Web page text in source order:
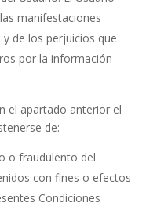
manifestaciones
de los perjuicios que
por la información
el apartado anterior el
de:
o fraudulento del
con fines o efectos
Condiciones